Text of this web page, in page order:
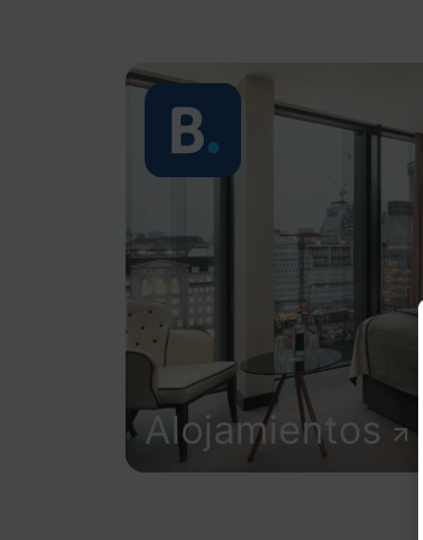
Alojamientos